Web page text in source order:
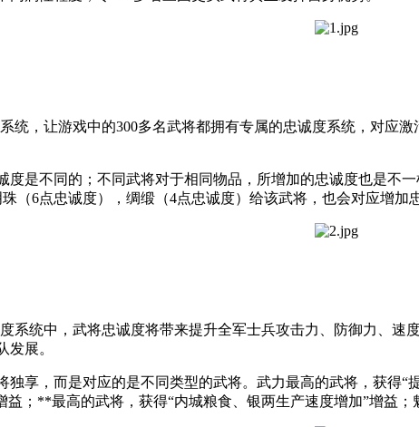
统，让游戏中的300多名武将都拥有专属的忠诚度系统，对
度是不同的；不同武将对于相同物品，所增加的忠诚度也是不
（6点忠诚度），绸缎（4点忠诚度）给该武将，也会对应增
系统中，武将忠诚度将带来提升全军士兵攻击力、防御力、
发展。
享，而是对应的是不同类型的武将。武力最高的武将，获得
；**最高的武将，获得“内城粮食、银两生产速度增加”增益；